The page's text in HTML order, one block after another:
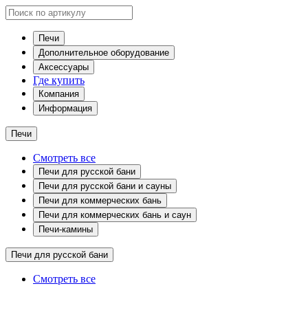
Печи
Дополнительное оборудование
Аксессуары
Где купить
Компания
Информация
Печи
Смотреть все
Печи для русской бани
Печи для русской бани и сауны
Печи для коммерческих бань
Печи для коммерческих бань и саун
Печи-камины
Печи для русской бани
Смотреть все